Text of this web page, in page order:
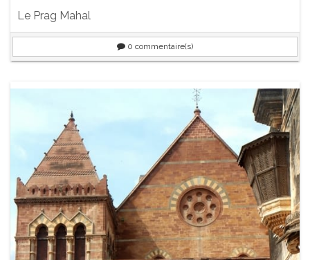
Le Prag Mahal
0 commentaire(s)